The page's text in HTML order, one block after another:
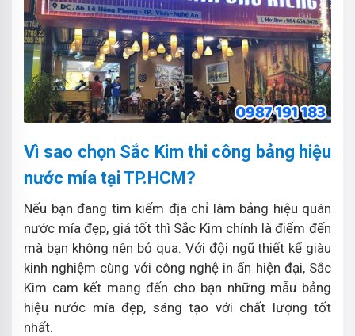
Vì sao chọn Sắc Kim thi công bảng hiệu
nước mía tại TP.HCM?
Nếu bạn đang tìm kiếm địa chỉ làm bảng hiệu quán
nước mía đẹp, giá tốt thì Sắc Kim chính là điểm đến
mà bạn không nên bỏ qua. Với đội ngũ thiết kế giàu
kinh nghiệm cùng với công nghệ in ấn hiện đại, Sắc
Kim cam kết mang đến cho bạn những mẫu bảng
hiệu nước mía đẹp, sáng tạo với chất lượng tốt
nhất.